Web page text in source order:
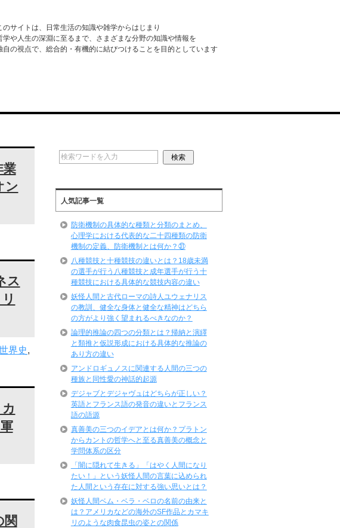
のサイトは、日常生活の知識や雑学からはじまり
学や人生の深淵に至るまで、さまざまな分野の知識や情報を
自の視点で、総合的・有機的に結びつけることを目的としています
業
ン
ス
界史,
関
人気記事一覧
防衛機制の具体的な種類と分類のまとめ、
心理学における代表的な二十四種類の防衛
機制の定義、防衛機制とは何か？㉛
八種競技と十種競技の違いとは？18歳未満
の選手が行う八種競技と成年選手が行う十
種競技における具体的な競技内容の違い
妖怪人間と古代ローマの詩人ユウェナリス
の教訓、健全な身体と健全な精神はどちら
の方がより強く望まれるべきなのか？
論理的推論の四つの分類とは？帰納と演繹
と類推と仮説形成における具体的な推論の
あり方の違い
アンドロギュノスに関連する人間の三つの
種族と同性愛の神話的起源
デジャブとデジャヴュはどちらが正しい？
英語とフランス語の発音の違いとフランス
語の語源
真善美の三つのイデアとは何か？プラトン
からカントの哲学へと至る真善美の概念と
学問体系の区分
「闇に隠れて生きる」「はやく人間になり
たい！」という妖怪人間の言葉に込められ
た人間という存在に対する強い思いとは？
妖怪人間ベム・ベラ・ベロの名前の由来と
は？アメリカなどの海外のSF作品とカマキ
リのような肉食昆虫の姿との関係